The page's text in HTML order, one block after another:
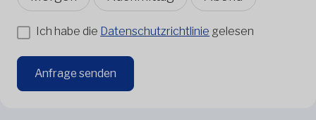
Ich habe die Datenschutzrichtlinie gelesen
Anfrage senden